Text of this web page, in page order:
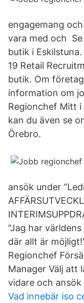
engagemang
vara med och
butik i
19 Retail
butik. Om
information om
Regionchef Mitt
kan du även se
Örebro.
ansök under
"Jag har
där allt är
Regionchef
Manager Välj att
vidare och
Vad innebär iso